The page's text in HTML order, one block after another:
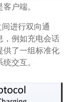
户端。
进行双向通
，例如充电会话
供了一组标准化
交互。